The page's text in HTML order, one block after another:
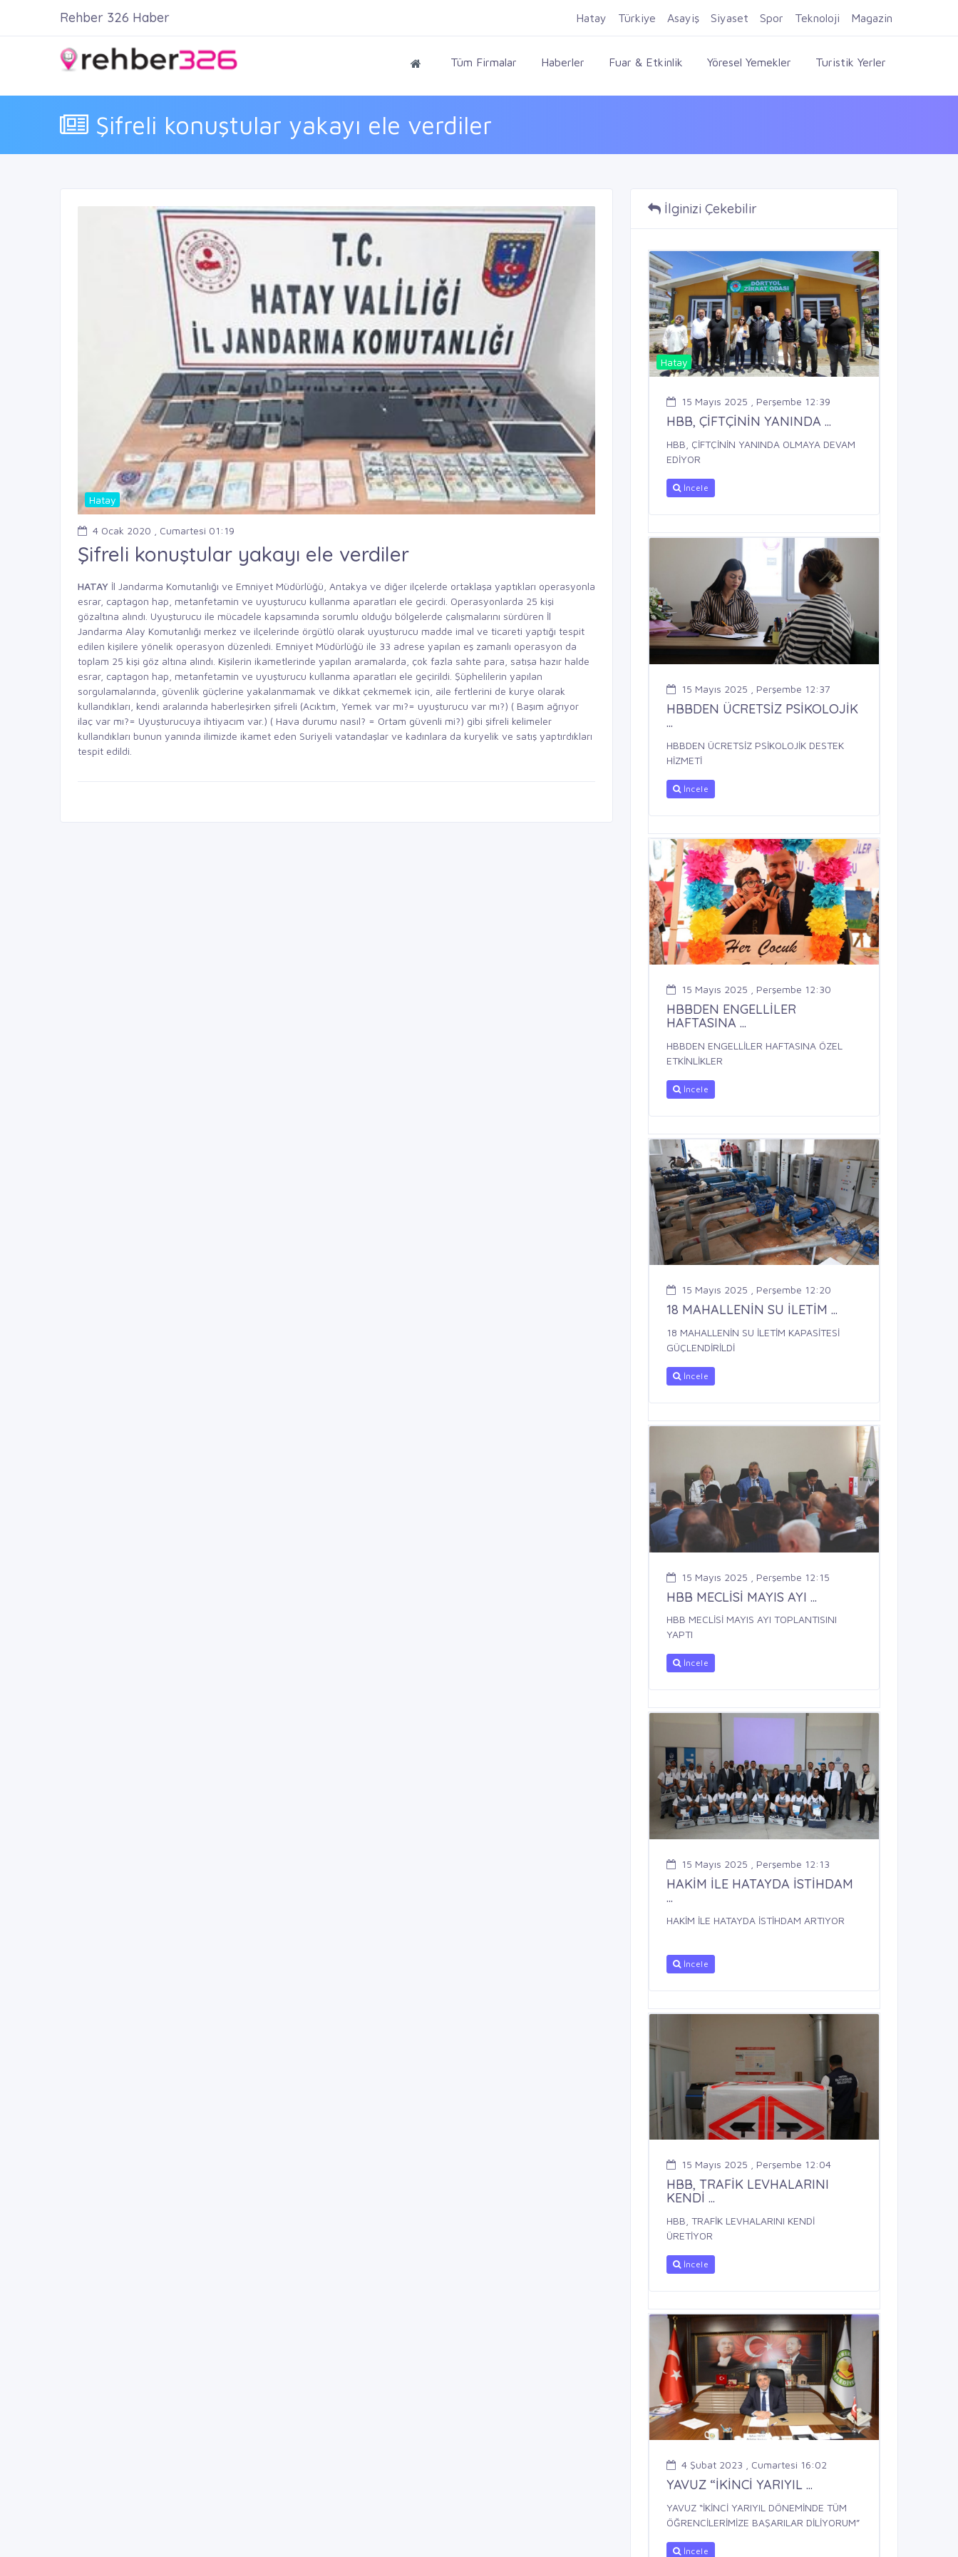
Firma Ekle Kayıt Ol Giriş Yap
Tüm Firmalar Haberler Fuar & Etkinlik Yöresel Yemekler Turistik Yerler
Şifreli konuştular yakayı ele verdiler
Rehber 326 Haber Hatay Türkiye Asayiş Siyaset Spor Teknoloji Magazin
Hatay
4 Ocak 2020 , Cumartesi 01:19
Şifreli konuştular yakayı ele verdiler
HATAY İl Jandarma Komutanlığı ve Emniyet Müdürlüğü, Antakya ve diğer ilçelerde ortaklaşa yaptıkları operasyonla
esrar, captagon hap, metanfetamin ve uyuşturucu kullanma aparatları ele geçirdi. Operasyonlarda 25 kişi
gözaltına alındı. Uyuşturucu ile mücadele kapsamında sorumlu olduğu bölgelerde çalışmalarını sürdüren İl
Jandarma Alay Komutanlığı merkez ve ilçelerinde örgütlü olarak uyuşturucu madde imal ve ticareti yaptığı tespit
edilen kişilere yönelik operasyon düzenledi. Emniyet Müdürlüğü ile 33 adrese yapılan eş zamanlı operasyon da
toplam 25 kişi göz altına alındı. Kişilerin ikametlerinde yapılan aramalarda, çok fazla sahte para, satışa hazır halde
esrar, captagon hap, metanfetamin ve uyuşturucu kullanma aparatları ele geçirildi. Şüphelilerin yapılan
sorgulamalarında, güvenlik güçlerine yakalanmamak ve dikkat çekmemek için, aile fertlerini de kurye olarak
kullandıkları, kendi aralarında haberleşirken şifreli (Acıktım, Yemek var mı?= uyuşturucu var mı?) ( Başım ağrıyor
ilaç var mı?= Uyuşturucuya ihtiyacım var.) ( Hava durumu nasıl? = Ortam güvenli mi?) gibi şifreli kelimeler
kullandıkları bunun yanında ilimizde ikamet eden Suriyeli vatandaşlar ve kadınlara da kuryelik ve satış yaptırdıkları
tespit edildi.
İlginizi Çekebilir
Hatay
15 Mayıs 2025 , Perşembe 12:39
HBB, ÇİFTÇİNİN YANINDA ...
HBB, ÇİFTÇİNİN YANINDA OLMAYA DEVAM
EDİYOR
İncele
15 Mayıs 2025 , Perşembe 12:37
HBBDEN ÜCRETSİZ PSİKOLOJİK
...
HBBDEN ÜCRETSİZ PSİKOLOJİK DESTEK
HİZMETİ
İncele
15 Mayıs 2025 , Perşembe 12:30
HBBDEN ENGELLİLER
HAFTASINA ...
HBBDEN ENGELLİLER HAFTASINA ÖZEL
ETKİNLİKLER
İncele
15 Mayıs 2025 , Perşembe 12:20
18 MAHALLENİN SU İLETİM ...
18 MAHALLENİN SU İLETİM KAPASİTESİ
GÜÇLENDİRİLDİ
İncele
15 Mayıs 2025 , Perşembe 12:15
HBB MECLİSİ MAYIS AYI ...
HBB MECLİSİ MAYIS AYI TOPLANTISINI
YAPTI
İncele
15 Mayıs 2025 , Perşembe 12:13
HAKİM İLE HATAYDA İSTİHDAM
...
HAKİM İLE HATAYDA İSTİHDAM ARTIYOR
İncele
15 Mayıs 2025 , Perşembe 12:04
HBB, TRAFİK LEVHALARINI
KENDİ ...
HBB, TRAFİK LEVHALARINI KENDİ
ÜRETİYOR
İncele
4 Şubat 2023 , Cumartesi 16:02
YAVUZ “İKİNCİ YARIYIL ...
YAVUZ “İKİNCİ YARIYIL DÖNEMİNDE TÜM
ÖĞRENCİLERİMİZE BAŞARILAR DİLİYORUM”
İncele